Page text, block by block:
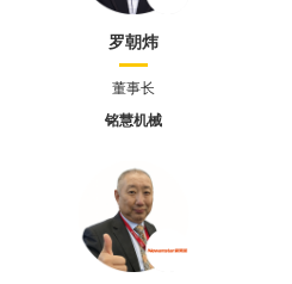
罗朝炜
董事长
铭慧机械